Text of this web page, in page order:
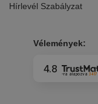
Hírlevél Szabályzat
Vélemények:
4.8 -ra alapozva 3417